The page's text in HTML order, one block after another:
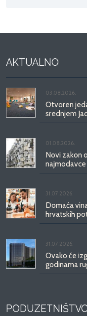
AKTUALNO
03.08.2026.
Otvoren
srednjem
01.08.2026.
Novi zakon
najmodavce
31.07.2026.
Domaća
hrvatskih
31.07.2026.
Ovako će
godinama